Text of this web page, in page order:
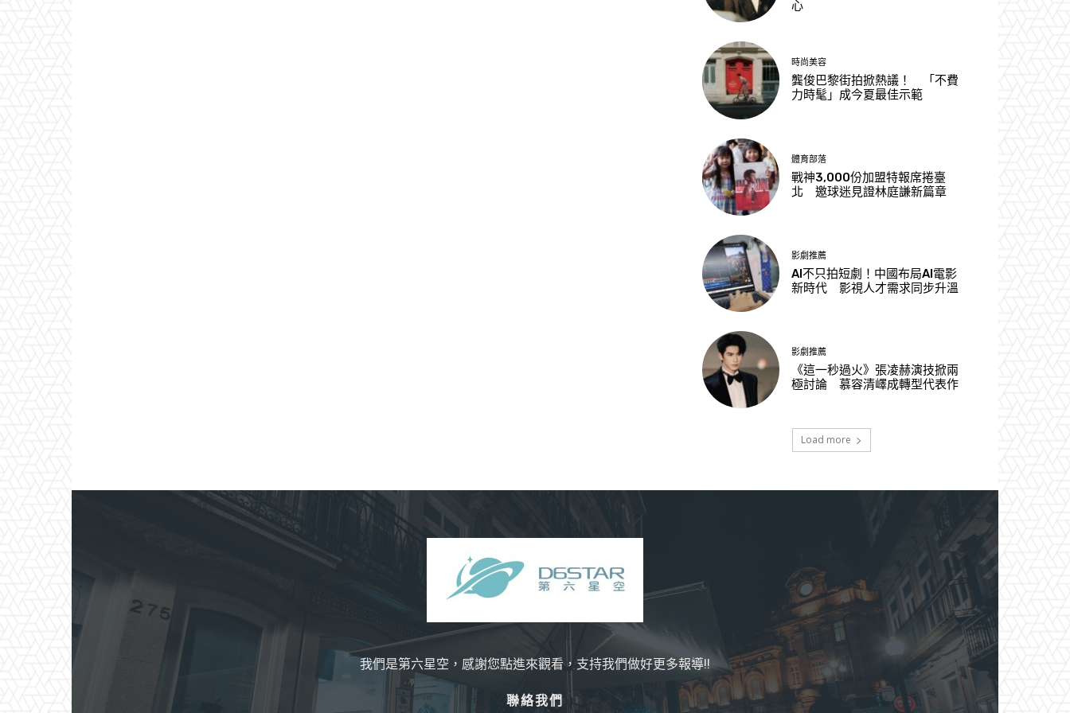
心
時尚美容
龔俊巴黎街拍掀熱議！ 「不費
力時髦」成今夏最佳示範
體育部落
戰神3,000份加盟特報席捲臺
北 邀球迷見證林庭謙新篇章
影劇推薦
AI不只拍短劇！中國布局AI電影
新時代 影視人才需求同步升溫
影劇推薦
《這一秒過火》張凌赫演技掀兩
極討論 慕容清嶧成轉型代表作
Load more
我們是第六星空，感謝您點進來觀看，支持我們做好更多報導!!
聯絡我們